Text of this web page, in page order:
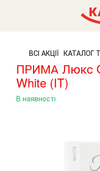
ВСІ АКЦІЇ КАТАЛОГ
ПРИМА Люкс
White (IT)
В наявності